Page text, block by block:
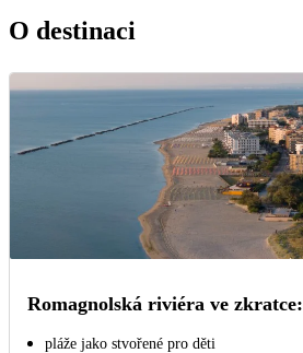
O destinaci
Romagnolská riviéra ve zkratce:
pláže jako stvořené pro děti